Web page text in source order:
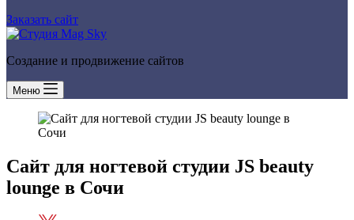
Заказать сайт
Создание и продвижение сайтов
Меню
Сайт для ногтевой студии JS beauty
lounge в Сочи